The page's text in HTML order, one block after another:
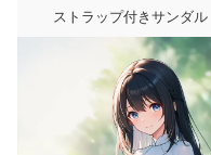
ストラップ付きサンダル